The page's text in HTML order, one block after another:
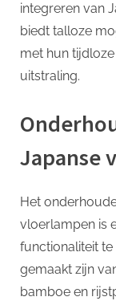
integreren van
biedt talloze
met hun
uitstraling.
Japanse
Het
vloerlampen is
functionaliteit
gemaakt zijn
bamboe en